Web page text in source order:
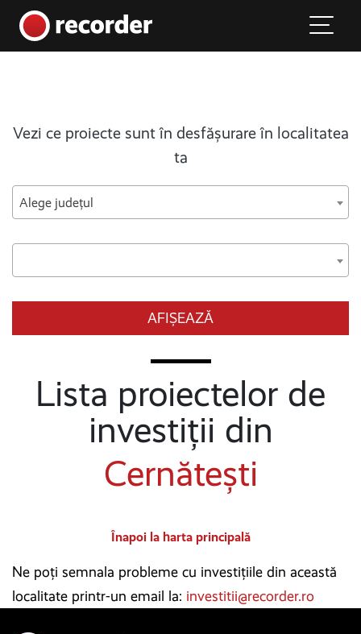
Main Navigation
Vezi ce proiecte sunt în desfășurare în localitatea
ta
Alege județul
AFIȘEAZĂ
Lista proiectelor de
investiții din
Cernătești
Înapoi la harta principală
Ne poți semnala probleme cu investițiile din această
localitate printr-un email la: investitii@recorder.ro